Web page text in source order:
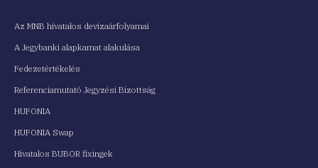
Az MNB hivatalos devizaárfolyamai
A Jegybanki alapkamat alakulása
Fedezetértékelés
Referenciamutató Jegyzési Bizottság
HUFONIA
HUFONIA Swap
Hivatalos BUBOR fixingek